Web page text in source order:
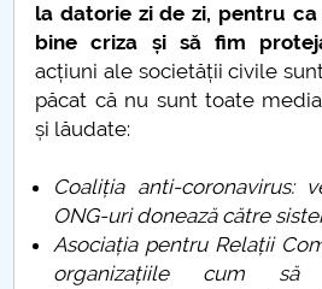
la datorie zi de zi, pentru
bine criza și să fim
acțiuni ale societății civile
păcat că nu sunt toate
și lăudate:
Coaliția anti-coronavirus:
ONG-uri donează către
Asociația pentru Relații
organizațiile cum să